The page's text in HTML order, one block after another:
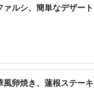
ルシ、簡単なデザート
卵焼き、蓮根ステーキ